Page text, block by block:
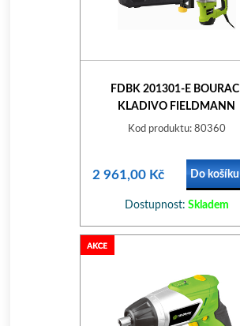
FDBK 201301-E BOURACÍ
KLADIVO FIELDMANN
Kod produktu: 80360
2 961,00 Kč Do košíku
Dostupnost: Skladem